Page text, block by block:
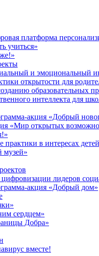
платформа
учиться»
и эмоциональный
открытости для
образовательных
интеллекта для
акция «Добрый
«Мир открытых
практики в интересах
лидеров
акция «Добрый дом»
сердцем»
Добра»
вместе!